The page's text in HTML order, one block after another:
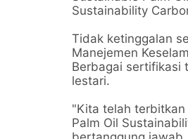
Sustainability
Tidak ketinggalan
Manejemen
Berbagai sertifikasi
lestari.
"Kita telah
Palm Oil